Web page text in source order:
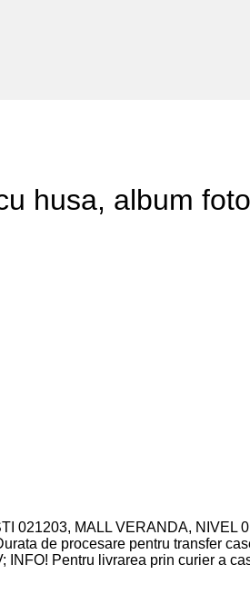
husa, album